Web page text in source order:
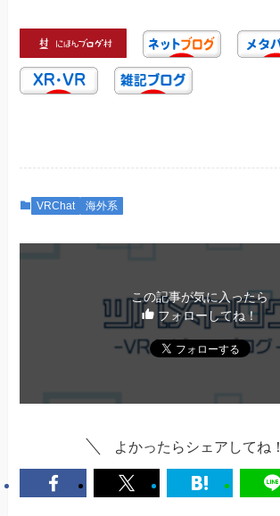
VRChat 海外系
この記事が気に入ったら
フォローしてね！
よかったらシェアしてね！